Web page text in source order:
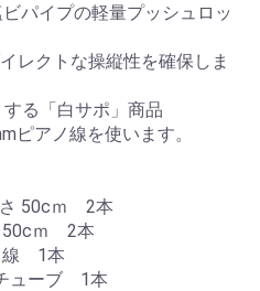
パイプの軽量プッシュロッ
レクトな操縦性を確保しま
る「白サポ」商品
ピアノ線を使います。
さ 50cｍ 2本
50cｍ 2本
線 1本
ューブ 1本